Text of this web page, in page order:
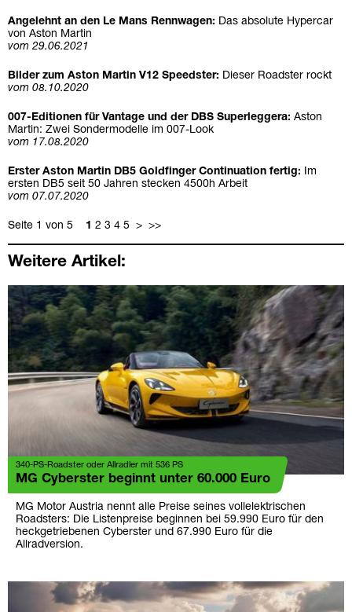
Angelehnt an den Le Mans Rennwagen: Das absolute Hypercar
von Aston Martin
vom 29.06.2021
Bilder zum Aston Martin V12 Speedster: Dieser Roadster rockt
vom 08.10.2020
007-Editionen für Vantage und der DBS Superleggera: Aston
Martin: Zwei Sondermodelle im 007-Look
vom 17.08.2020
Erster Aston Martin DB5 Goldfinger Continuation fertig:
Im
ersten DB5 seit 50 Jahren stecken 4500h Arbeit
vom 07.07.2020
Seite 1 von 5 1 2 3 4 5 > >>
Weitere Artikel:
340-PS-Roadster oder Allradler mit 536 PS
MG Cyberster beginnt unter 60.000 Euro
MG Motor Austria nennt alle Preise seines vollelektrischen
Roadsters: Die Listenpreise beginnen bei 59.990 Euro für den
heckgetriebenen Cyberster und 67.990 Euro für die
Allradversion.